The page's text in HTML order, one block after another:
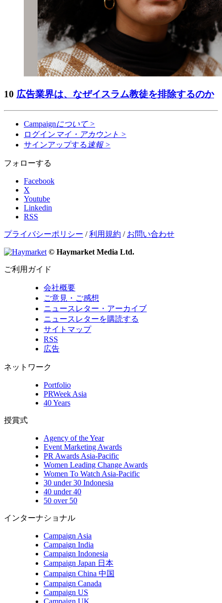
10 広告業界は、なぜイスラム教徒を排除するのか
Campaignについて >
ログイン マイ・アカウント >
サインアップする 速報 >
フォローする
Facebook
X
Youtube
Linkedin
RSS
プライバシーポリシー /利用規約 / お問い合わせ
© Haymarket Media Ltd.
ご利用ガイド
会社概要
ご意見・ご感想
ニュースレター・アーカイブ
ニュースレターを購読する
サイトマップ
RSS
広告
ネットワーク
Portfolio
PRWeek Asia
40 Years
授賞式
Agency of the Year
Event Marketing Awards
PR Awards Asia-Pacific
Women Leading Change Awards
Women To Watch Asia-Pacific
30 under 30 Indonesia
40 under 40
50 over 50
インターナショナル
Campaign Asia
Campaign India
Campaign Indonesia
Campaign Japan 日本
Campaign China 中国
Campaign Canada
Campaign US
Campaign UK